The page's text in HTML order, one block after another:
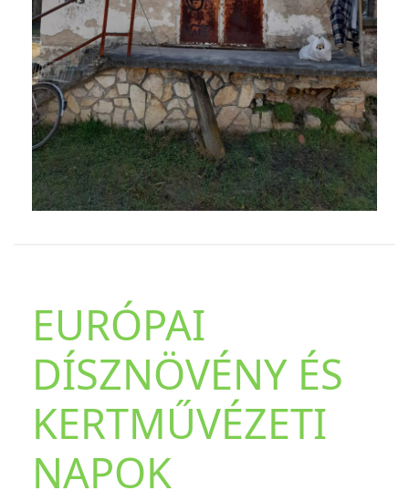
EURÓPAI
DÍSZNÖVÉNY ÉS
KERTMŰVÉZETI
NAPOK